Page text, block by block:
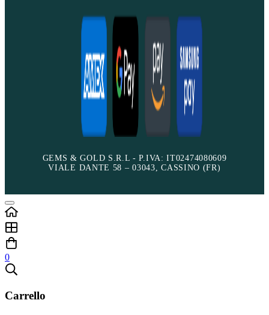
GEMS & GOLD S.R.L - P.IVA: IT02474080609
VIALE DANTE 58 – 03043, CASSINO (FR)
0
Carrello